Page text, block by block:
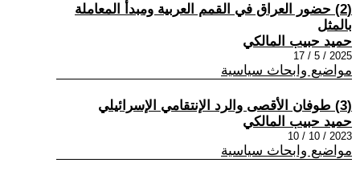
(2) حضور العراق في القمم العربية ومبدأ المعاملة
بالمثل
حميد حبيب المالكي
2025 / 5 / 17
مواضيع وابحاث سياسية
(3) طوفان الأقصى والرد الإنتقامي الإسرائيلي
حميد حبيب المالكي
2023 / 10 / 10
مواضيع وابحاث سياسية